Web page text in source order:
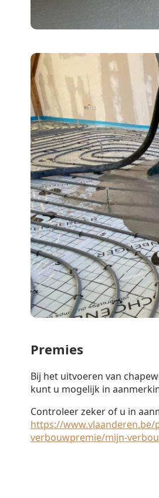
Premies
Bij het uitvoeren van
kunt u mogelijk in
Controleer zeker of u in
https://
verbouwpremie/mijn-